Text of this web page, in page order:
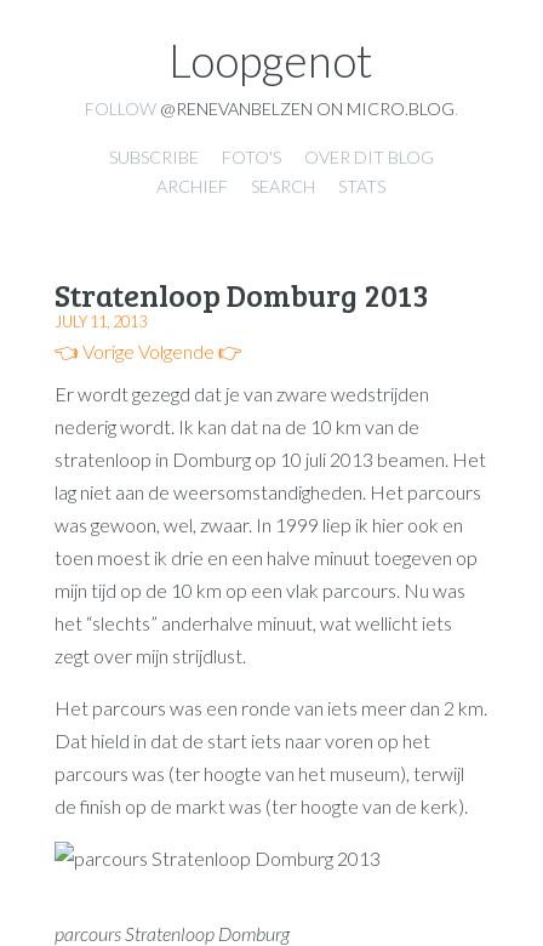
Loopgenot
FOLLOW @RENEVANBELZEN ON MICRO.BLOG
SUBSCRIBE FOTO'S
OVER DIT BLOG
ARCHIEF
SEARCH STATS
Stratenloop Domburg 2013
JULY 11, 2013
👈 Vorige Volgende 👉
Er wordt gezegd dat je van zware wedstrijden
nederig wordt. Ik kan dat na de 10 km van de
stratenloop in Domburg op 10 juli 2013 beamen. Het
lag niet aan de weersomstandigheden. Het parcours
was gewoon, wel, zwaar. In 1999 liep ik hier ook en
toen moest ik drie en een halve minuut toegeven op
mijn tijd op de 10 km op een vlak parcours. Nu was
het “slechts” anderhalve minuut, wat wellicht iets
zegt over mijn strijdlust.
Het parcours was een ronde van iets meer dan 2 km.
Dat hield in dat de start iets naar voren op het
parcours was (ter hoogte van het museum), terwijl
de finish op de markt was (ter hoogte van de kerk).
parcours Stratenloop Domburg